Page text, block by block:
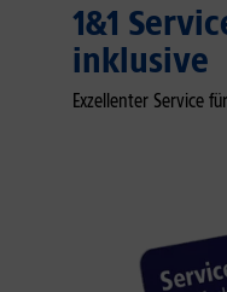
1&1
inklusive
Exzellenter Service